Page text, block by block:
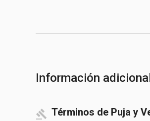
Información
Términos de Puja y